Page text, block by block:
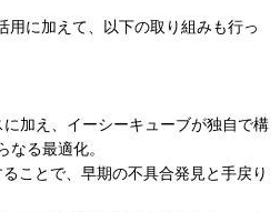
用に加えて、以下の取り組みも行っ
加え、イーシーキューブが独自で構
なる最適化。
ことで、早期の不具合発見と手戻り